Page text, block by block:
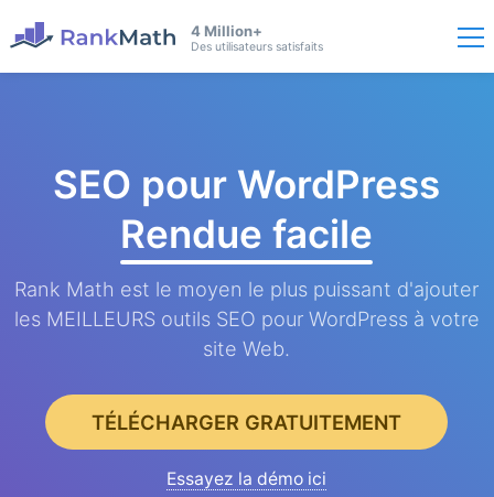
4 Million+
Des utilisateurs satisfaits
SEO pour WordPress
Rendue facile
Rank Math est le moyen le plus puissant d'ajouter
les MEILLEURS outils SEO pour WordPress à votre
site Web.
TÉLÉCHARGER GRATUITEMENT
Essayez la démo ici